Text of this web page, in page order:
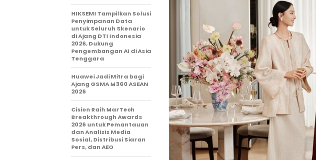
HIKSEMI Tampilkan Solusi
Penyimpanan Data
untuk Seluruh Skenario
di Ajang DTI Indonesia
2026, Dukung
Pengembangan AI di Asia
Tenggara
Huawei Jadi Mitra bagi
Ajang GSMA M360 ASEAN
2026
Cision Raih MarTech
Breakthrough Awards
2026 untuk Pemantauan
dan Analisis Media
Sosial, Distribusi Siaran
Pers, dan AEO